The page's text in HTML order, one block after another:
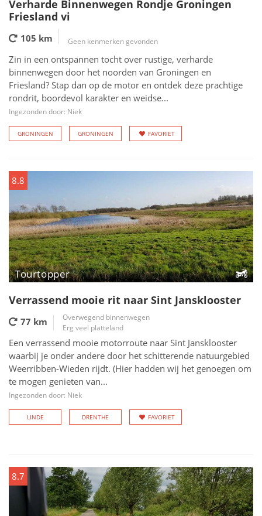
Verharde Binnenwegen Rondje Groningen
Friesland vi
105 km Geen kenmerken gevonden
Zin in een ontspannen tocht over rustige, verharde
binnenwegen door het noorden van Groningen en
Friesland? Stap dan op de motor en ontdek deze prachtige
rondrit, boordevol karakter en weidse...
Ingezonden door: Niek
GRONINGEN GRONINGEN FAVORIET
8.8
Tourtopper
Verrassend mooie rit naar Sint Jansklooster
77 km
Overwegend binnenwegen
Erg veel platteland
Een verrassend mooie motorroute naar Sint Jansklooster
waarbij je onder andere door het schitterende natuurgebied
Weerribben-Wieden rijdt. (Hier hadden wij het genoegen om
te mogen genieten van...
Ingezonden door: Niek
LINDE DRENTHE FAVORIET
8.7